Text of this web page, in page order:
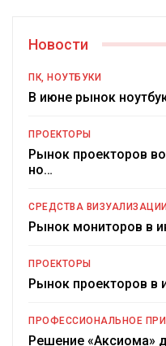
Новости
ПК, НОУТБУКИ
В июне рынок
ПРОЕКТОРЫ
Рынок проекторов
но…
СРЕДСТВА ВИЗУАЛИЗАЦИИ
Рынок мониторов в
ПРОЕКТОРЫ
Рынок проекторов в
ПРОФЕССИОНАЛЬНОЕ
Решение «Аксиома»